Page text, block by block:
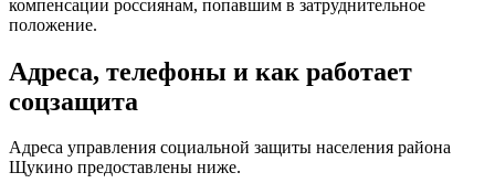
компенсации россиянам, попавшим в затруднительное
положение.
Адреса, телефоны и как работает
соцзащита
Адреса управления социальной защиты населения района
Щукино предоставлены ниже.